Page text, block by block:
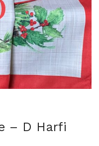
– D Harfi